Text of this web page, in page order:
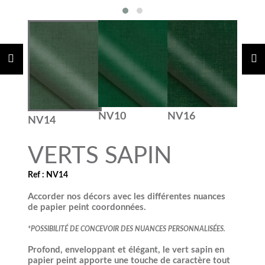
NV14 NV10 NV16
VERTS SAPIN
Ref : NV14
Accorder nos décors avec les différentes nuances
de papier peint coordonnées.
*POSSIBILITÉ DE CONCEVOIR DES NUANCES PERSONNALISÉES.
Profond, enveloppant et élégant, le vert sapin en
papier peint apporte une touche de caractère tout